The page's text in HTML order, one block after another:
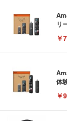
リ
￥
体
￥